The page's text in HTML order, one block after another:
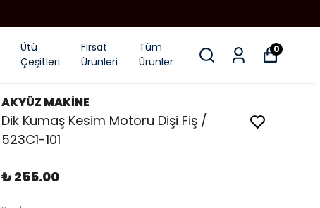
Ütü
Çeşitleri
Fırsat
Ürünleri
Tüm
Ürünler
0
AKYÜZ MAKİNE
Dik Kumaş Kesim Motoru Dişi Fiş /
523C1-101
₺ 255.00